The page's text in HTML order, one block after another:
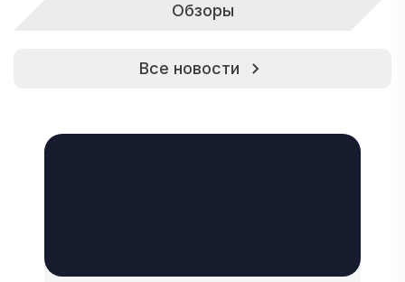
Обзоры
Все новости